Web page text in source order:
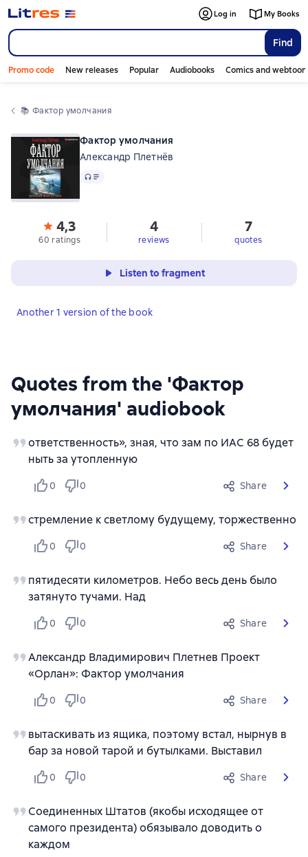
Find
Log in My Books
Promo code New releases Popular Audiobooks Comics and
📚 Фактор умолчания
Quotes from the 'Фактор
умолчания' audiobook
ответственность», зная, что зам по ИАС 68 будет
ныть за утопленную
0 0 Share
стремление к светлому будущему, торжественно
0 0 Share
пятидесяти километров. Небо весь день было
затянуто тучами. Над
0 0 Share
Александр Владимирович Плетнев Проект
«Орлан»: Фактор умолчания
0 0 Share
вытаскивать из ящика, поэтому встал, нырнув в
бар за новой тарой и бутылками. Выставил
0 0 Share
Соединенных Штатов (якобы исходящее от
самого президента) обязывало доводить о
каждом
Фактор умолчания
Александр Плетнёв
Audio
4,3
60 ratings
4
reviews
7
quotes
Listen to fragment
Another 1 version of the book